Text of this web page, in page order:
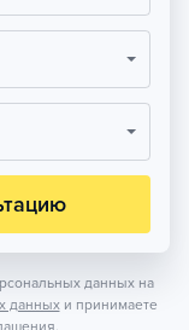
данных на
данных и принимаете